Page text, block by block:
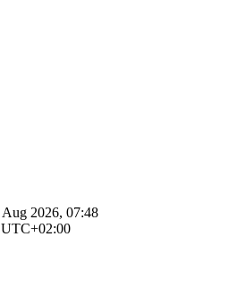
2026, 07:48
UTC+02:00